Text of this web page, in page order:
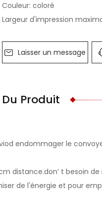
Couleur: coloré
Largeur d'impression
Laisser un message
Produit
endommager le
distance.don’ t besoin
de l'énergie et pour